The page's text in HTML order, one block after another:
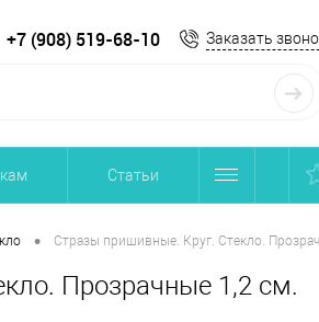
+7 (908) 519-68-10 Заказать
Статьи
• Стразы пришивные. Круг. Стекло.
Прозрачные 1,2 см.